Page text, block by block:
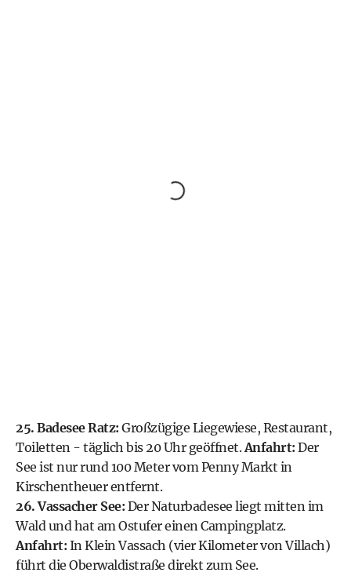
25. Badesee Ratz: Großzügige Liegewiese, Restaurant,
Toiletten - täglich bis 20 Uhr geöffnet.Anfahrt: Der
See ist nur rund 100 Meter vom Penny Markt in
Kirschentheuer entfernt.
26. Vassacher See: Der Naturbadesee liegt mitten im
Wald und hat am Ostufer einen Campingplatz.
Anfahrt: In Klein Vassach (vier Kilometer von Villach)
führt die Oberwaldistraße direkt zum See.